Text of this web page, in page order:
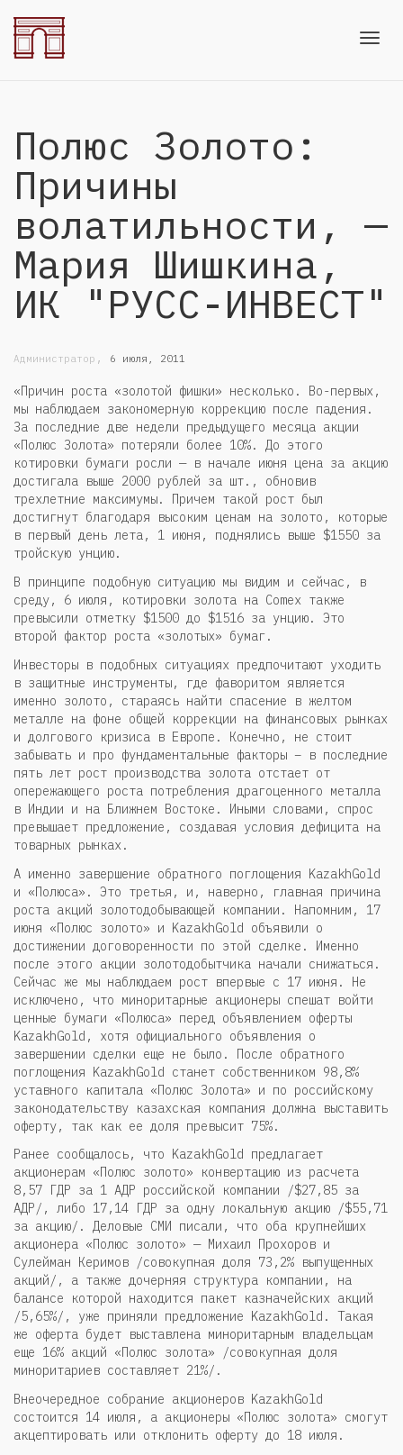
Полюс Золото:
Причины
волатильности, —
Мария Шишкина,
ИК "РУСС-ИНВЕСТ"
Администратор , 6 июля, 2011
«Причин роста «золотой фишки» несколько. Во-первых,
мы наблюдаем закономерную коррекцию после падения.
За последние две недели предыдущего месяца акции
«Полюс Золота» потеряли более 10%. До этого
котировки бумаги росли — в начале июня цена за акцию
достигала выше 2000 рублей за шт., обновив
трехлетние максимумы. Причем такой рост был
достигнут благодаря высоким ценам на золото, которые
в первый день лета, 1 июня, поднялись выше $1550 за
тройскую унцию.
В принципе подобную ситуацию мы видим и сейчас, в
среду, 6 июля, котировки золота на Comex также
превысили отметку $1500 до $1516 за унцию. Это
второй фактор роста «золотых» бумаг.
Инвесторы в подобных ситуациях предпочитают уходить
в защитные инструменты, где фаворитом является
именно золото, стараясь найти спасение в желтом
металле на фоне общей коррекции на финансовых рынках
и долгового кризиса в Европе. Конечно, не стоит
забывать и про фундаментальные факторы – в последние
пять лет рост производства золота отстает от
опережающего роста потребления драгоценного металла
в Индии и на Ближнем Востоке. Иными словами, спрос
превышает предложение, создавая условия дефицита на
товарных рынках.
А именно завершение обратного поглощения KazakhGold
и «Полюса». Это третья, и, наверно, главная причина
роста акций золотодобывающей компании. Напомним, 17
июня «Полюс золото» и KazakhGold объявили о
достижении договоренности по этой сделке. Именно
после этого акции золотодобытчика начали снижаться.
Сейчас же мы наблюдаем рост впервые с 17 июня. Не
исключено, что миноритарные акционеры спешат войти
ценные бумаги «Полюса» перед объявлением оферты
KazakhGold, хотя официального объявления о
завершении сделки еще не было. После обратного
поглощения KazakhGold станет собственником 98,8%
уставного капитала «Полюс Золота» и по российскому
законодательству казахская компания должна выставить
оферту, так как ее доля превысит 75%.
Ранее сообщалось, что KazakhGold предлагает
акционерам «Полюс золото» конвертацию из расчета
8,57 ГДР за 1 АДР российской компании /$27,85 за
АДР/, либо 17,14 ГДР за одну локальную акцию /$55,71
за акцию/. Деловые СМИ писали, что оба крупнейших
акционера «Полюс золото» — Михаил Прохоров и
Сулейман Керимов /совокупная доля 73,2% выпущенных
акций/, а также дочерняя структура компании, на
балансе которой находится пакет казначейских акций
/5,65%/, уже приняли предложение KazakhGold. Такая
же оферта будет выставлена миноритарным владельцам
еще 16% акций «Полюс золота» /совокупная доля
миноритариев составляет 21%/.
Внеочередное собрание акционеров KazakhGold
состоится 14 июля, а акционеры «Полюс золота» смогут
акцептировать или отклонить оферту до 18 июля.